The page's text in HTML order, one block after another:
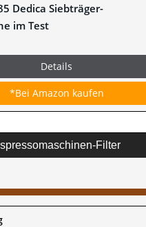
Dedica Siebträger-
im Test
Details
*Bei Amazon kaufen
Filter